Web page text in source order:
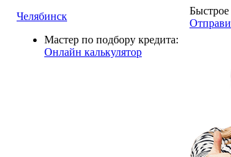
Челябинск
Мастер по подбору кредита:
Онлайн калькулятор
Быстрое